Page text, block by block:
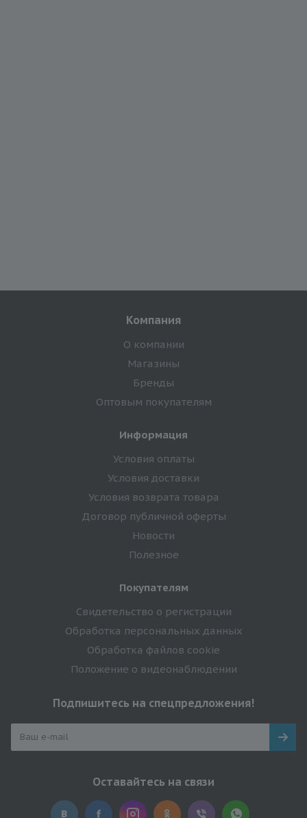
Компания
О компании
Магазины
Бренды
Оптовым покупателям
Информация
Условия оплаты
Условия доставки
Условия возврата товара
Договор публичной оферты
Новости
Полезное
Покупателям
Свидетельство о регистрации
Обработка персональных данных
Обработка файлов cookie
Положение о видеонаблюдении
Подпишитесь на спецпредложения!
Оставайтесь на связи